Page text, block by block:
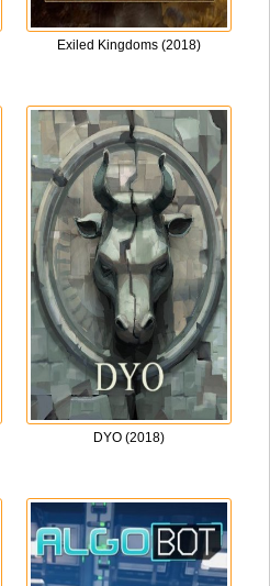
Exiled Kingdoms (2018)
DYO (2018)